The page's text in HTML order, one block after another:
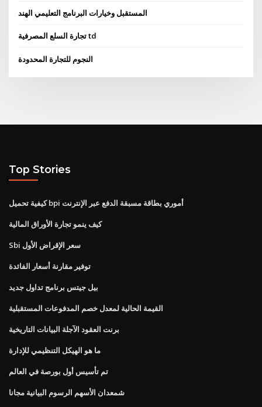
المستقبل وخيارات البرنامج التعليمي الهند
تجارة السلع المصرفية td
النجوم للتجارة المحدودة
Top Stories
كيفية تحميل bpi أموري بطاقة مسبقة الدفع عبر الإنترنت
كيف ينمو تجارة الأوراق المالية
Sbi سعر الإقراض الأول
توفير مقارنة أسعار الفائدة
بيل جيتس برنامج تداول جديد
القيمة الحالية لمعدل خصم المدفوعات المستقبلية
برنت العقود الآجلة البيانات التاريخية
ما هو الهيكل التنظيمي للإدارة
تم تأسيس أول بورصة في العالم
شمعدان الأسهم الرسوم البيانية مجانا